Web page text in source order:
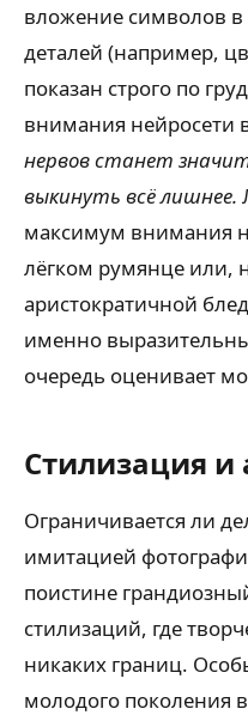
вложение символов
деталей (например,
показан строго по
внимания нейросети
нервов станет
выкинуть всё лишнее.
максимум внимания
лёгком румянце или,
аристократичной
именно
очередь оценивает
Стилизация и
Ограничивается ли
имитацией
поистине
стилизаций, где
никаких границ.
молодого поколения